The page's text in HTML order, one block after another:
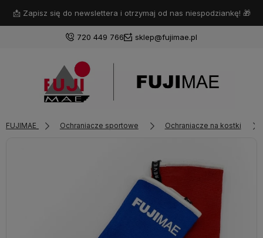
📩 Zapisz się do newslettera i otrzymaj od nas niespodziankę! 🎁
720 449 766 sklep@fujimae.pl
Załóż konto
Wybierz coś dla siebie z naszej aktualnej oferty lub zaloguj
się, aby przywrócić dodane produkty do listy z poprzedniej
FUJIMAE Ochraniacze sportowe Ochraniacze na kostki